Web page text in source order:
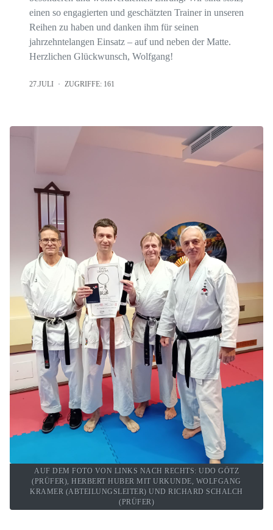
einen so engagierten und geschätzten Trainer in unseren
Reihen zu haben und danken ihm für seinen
jahrzehntelangen Einsatz – auf und neben der Matte.
Herzlichen Glückwunsch, Wolfgang!
27.JULI ZUGRIFFE: 161
AUF DEM FOTO VON LINKS NACH RECHTS: UDO GÖTZ
(PRÜFER), HERBERT HUBER MIT URKUNDE, WOLFGANG
KRAMER (ABTEILUNGSLEITER) UND RICHARD SCHALCH
(PRÜFER)